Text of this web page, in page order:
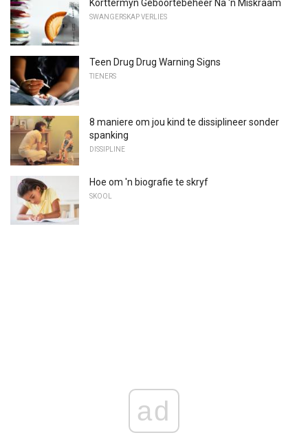
Korttermyn Geboortebeheer Na 'n Miskraam
SWANGERSKAP VERLIES
Teen Drug Drug Warning Signs
TIENERS
8 maniere om jou kind te dissiplineer sonder
spanking
DISSIPLINE
Hoe om 'n biografie te skryf
SKOOL
ad